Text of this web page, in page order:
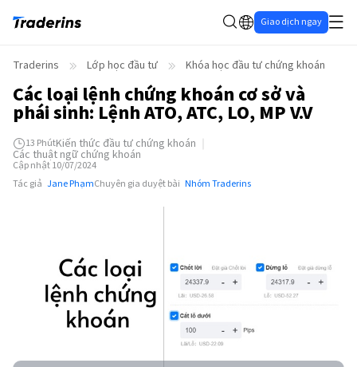
Giao dịch ngay
Traderins Lớp học đầu tư Khóa học đầu tư chứng khoán
Các loại lệnh chứng khoán cơ sở và
phái sinh: Lệnh ATO, ATC, LO, MP V.V
13 PhútKiến thức đầu tư chứng khoán
Các thuật ngữ chứng khoán
Cập nhật 10/07/2024
Tác giả Jane PhạmChuyên gia duyệt bài Nhóm Traderins